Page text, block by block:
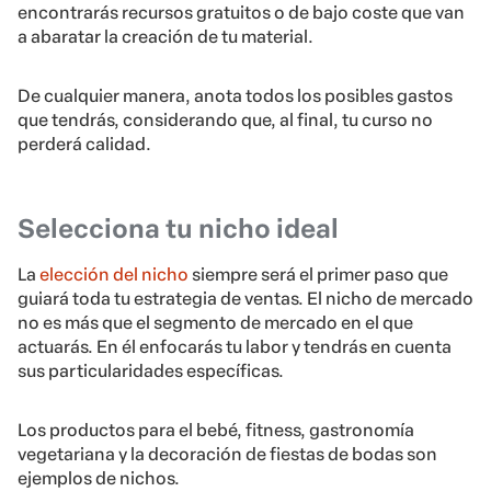
encontrarás recursos gratuitos o de bajo coste que van
a abaratar la creación de tu material.
De cualquier manera, anota todos los posibles gastos
que tendrás, considerando que, al final, tu curso no
perderá calidad.
Selecciona tu nicho ideal
La elección del nicho siempre será el primer paso que
guiará toda tu estrategia de ventas. El nicho de mercado
no es más que el segmento de mercado en el que
actuarás. En él enfocarás tu labor y tendrás en cuenta
sus particularidades específicas.
Los productos para el bebé, fitness, gastronomía
vegetariana y la decoración de fiestas de bodas son
ejemplos de nichos.